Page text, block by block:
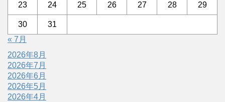
23 24 25 26 27 28 29
30
31
« 7月
2026年8月
2026年7月
2026年6月
2026年5月
2026年4月